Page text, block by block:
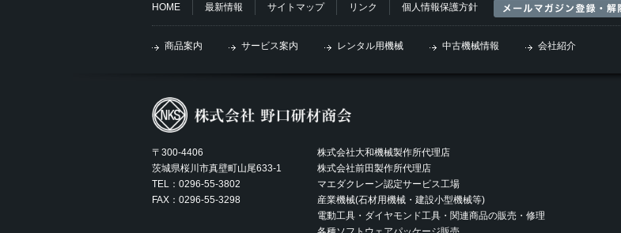
HOME 最新情報 サイトマップ リンク 個人情報保護方針
商品案内 サービス案内 レンタル用機械 中古機械情報 会社紹介
〒300-4406
茨城県桜川市真壁町山尾633-1
TEL：0296-55-3802
FAX：0296-55-3298
株式会社大和機械製作所代理店
株式会社前田製作所代理店
マエダクレーン認定サービス工場
産業機械(石材用機械・建設小型機械等)
電動工具・ダイヤモンド工具・関連商品の販売・修理